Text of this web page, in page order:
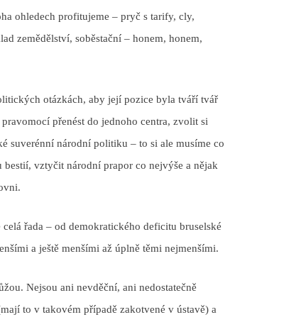
ohledech profitujeme – pryč s tarify, cly,
zemědělství, soběstační – honem, honem,
otázkách, aby její pozice byla tváří tvář
přenést do jednoho centra, zvolit si
suverénní národní politiku – to si ale musíme co
vztyčit národní prapor co nejvýše a nějak
řada – od demokratického deficitu bruselské
a ještě menšími až úplně těmi nejmenšími.
Nejsou ani nevděční, ani nedostatečně
to v takovém případě zakotvené v ústavě) a